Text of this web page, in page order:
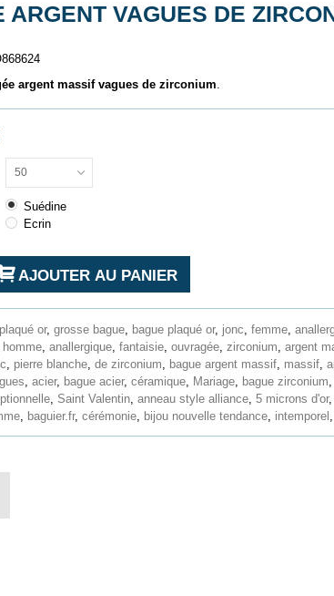
ARGENT VAGUES DE
argent massif vagues de zirconium.
50
Suédine
Ecrin
AJOUTER AU PANIER
plaqué or, grosse bague, bague plaqué or, jonc, femme,
homme, anallergique, fantaisie, ouvragée, zirconium, argent
, pierre blanche, de zirconium, bague argent massif, massif,
, acier, bague acier, céramique, Mariage, bague zirconium,
, Saint Valentin, anneau style alliance, 5 microns d'or,
, baguier.fr, cérémonie, bijou nouvelle tendance, intemporel ,